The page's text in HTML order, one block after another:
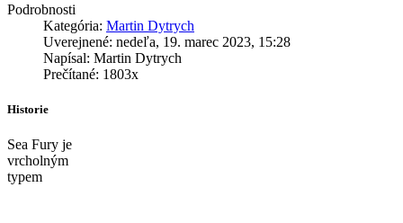
Podrobnosti
Kategória: Martin Dytrych
Uverejnené: nedeľa, 19. marec 2023, 15:28
Napísal: Martin Dytrych
Prečítané: 1803x
Historie
Sea Fury je
vrcholným
typem